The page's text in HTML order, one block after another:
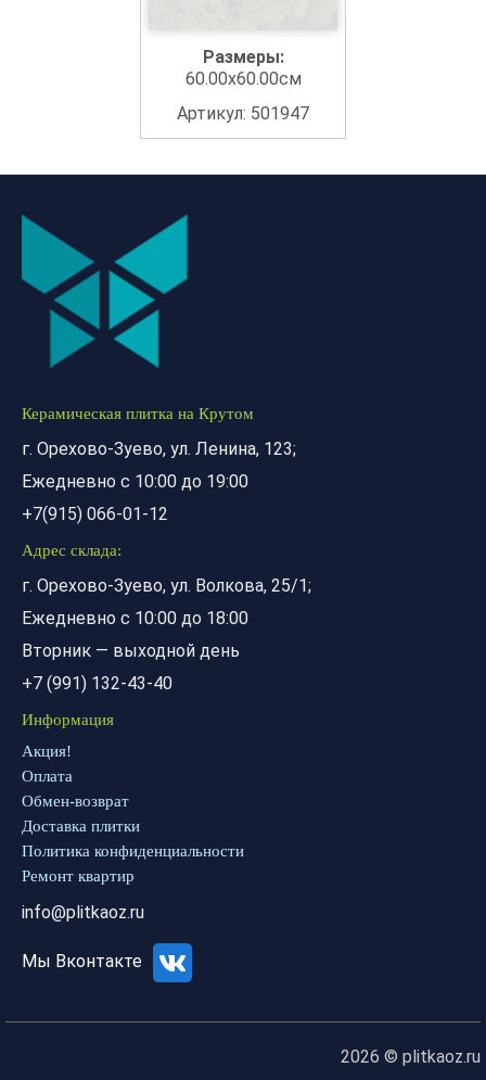
Размеры:
60.00x60.00см
Артикул: 501947
Керамическая плитка на Крутом
г. Орехово-Зуево, ул. Ленина, 123;
Ежедневно с 10:00 до 19:00
+7(915) 066-01-12
Адрес склада:
г. Орехово-Зуево, ул. Волкова, 25/1;
Ежедневно с 10:00 до 18:00
Вторник — выходной день
+7 (991) 132-43-40
Информация
Акция!
Оплата
Обмен-возврат
Доставка плитки
Политика конфиденциальности
Ремонт квартир
info@plitkaoz.ru
Мы Вконтакте
2026 © plitkaoz.ru